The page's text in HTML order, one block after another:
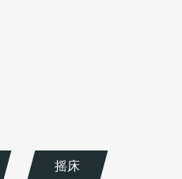
摇床